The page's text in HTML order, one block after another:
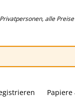
alle
Papiere